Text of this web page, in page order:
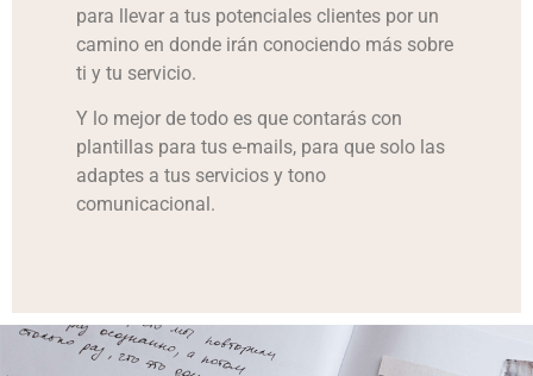
para llevar a tus potenciales clientes por un
camino en donde irán conociendo más sobre
ti y tu servicio.
Y lo mejor de todo es que contarás con
plantillas para tus e-mails, para que solo las
adaptes a tus servicios y tono
comunicacional.